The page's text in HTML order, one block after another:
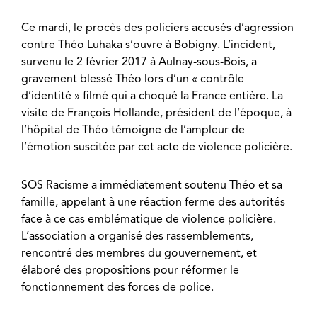
Ce mardi, le procès des policiers accusés d’agression
contre Théo Luhaka s’ouvre à Bobigny. L’incident,
survenu le 2 février 2017 à Aulnay-sous-Bois, a
gravement blessé Théo lors d’un « contrôle
d’identité » filmé qui a choqué la France entière. La
visite de François Hollande, président de l’époque, à
l’hôpital de Théo témoigne de l’ampleur de
l’émotion suscitée par cet acte de violence policière.
SOS Racisme a immédiatement soutenu Théo et sa
famille, appelant à une réaction ferme des autorités
face à ce cas emblématique de violence policière.
L’association a organisé des rassemblements,
rencontré des membres du gouvernement, et
élaboré des propositions pour réformer le
fonctionnement des forces de police.